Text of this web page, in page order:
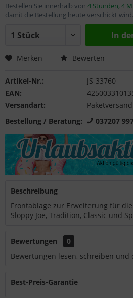
Bestellen Sie innerhalb von 4 Stunden, 4
damit die Bestellung heute verschickt wird.
In
Merken Bewerten
Artikel-Nr.:
JS-33760
EAN:
Versandart:
Paketversand
Bestellung / Beratung:
037207
Beschreibung
Frontablage zur Erweiterung für
Sloppy Joe, Tradition, Classic und
Bewertungen
0
Bewertungen lesen, schreiben und
Best-Preis-Garantie